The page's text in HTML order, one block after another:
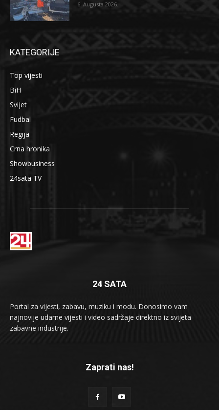
6. Augusta 2026.
KATEGORIJE
Top vijesti
BiH
Svijet
Fudbal
Regija
Crna hronika
Showbusiness
24sata TV
24 SATA
Portal za vijesti, zabavu, muziku i modu. Donosimo vam
najnovije udarne vijesti i video sadržaje direktno iz svijeta
zabavne industrije.
Zaprati nas!